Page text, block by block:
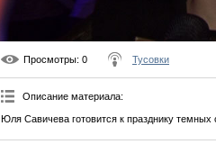
Просмотры: 0 Тусовки
Описание материала:
Юля Савичева готовится к празднику темных